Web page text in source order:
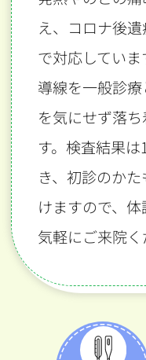
え、コロナ後
で対応してい
導線を一般診
を気にせず落
す。検査結果
き、初診のか
けますので、
気軽にご来院く